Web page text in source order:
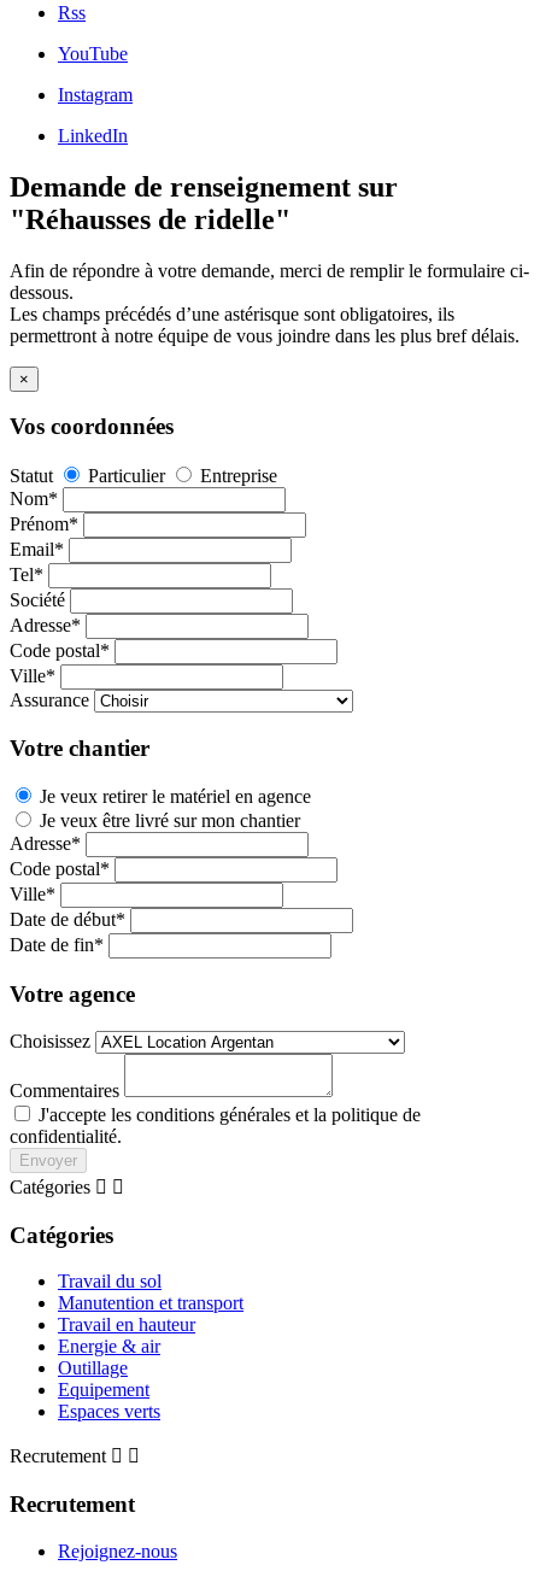
Rss
YouTube
Instagram
LinkedIn
Demande de renseignement sur
"Réhausses de ridelle"
Afin de répondre à votre demande, merci de remplir le formulaire ci-
dessous.
Les champs précédés d’une astérisque sont obligatoires, ils
permettront à notre équipe de vous joindre dans les plus bref délais.
×
Vos coordonnées
Statut Particulier
Entreprise
Nom*
Prénom*
Email*
Tel*
Société
Adresse*
Code postal*
Ville*
Assurance
Votre chantier
Je veux retirer le matériel en agence
Je veux être livré sur mon chantier
Adresse*
Code postal*
Ville*
Date de début*
Date de fin*
Votre agence
Choisissez
Commentaires
J'accepte les conditions générales et la politique de
confidentialité.
Envoyer
Catégories  
Catégories
Travail du sol
Manutention et transport
Travail en hauteur
Energie & air
Outillage
Equipement
Espaces verts
Recrutement  
Recrutement
Rejoignez-nous